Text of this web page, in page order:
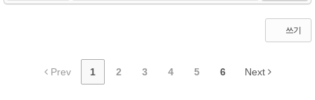
쓰기
Prev 1 2 3 4 5 6 Next